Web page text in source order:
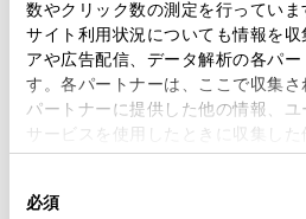
数やクリック数の測定を行ってい
サイト利用状況についても情報を
アや広告配信、データ解析の各パ
す。各パートナーは、ここで収集
パートナーに提供した他の情報、
サービスを使用したときに収集し
使用することがあります。当ウェ
必須
中古車 サービス 軽自動車
キッズルーム